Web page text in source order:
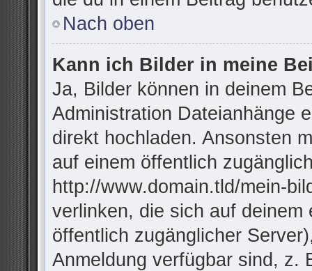
Nach oben
Kann ich Bilder in meine
Ja, Bilder können in deinem
Administration Dateianhänge
direkt hochladen. Ansonsten
auf einem öffentlich
http://www.domain.tld/mein-
verlinken, die sich auf
öffentlich zugänglicher
Anmeldung verfügbar sind, z.